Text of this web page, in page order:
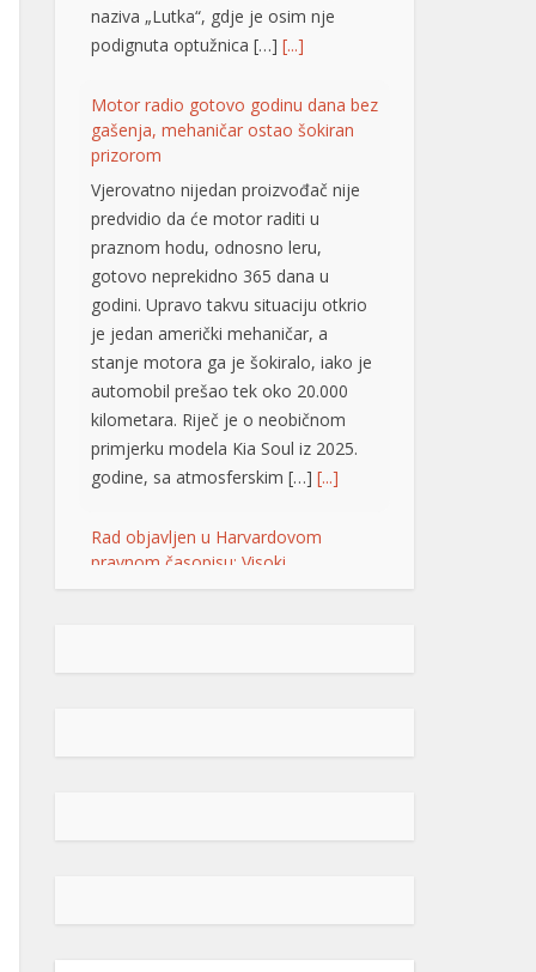
naziva „Lutka“, gdje je osim nje
podignuta optužnica […] [...]
Motor radio gotovo godinu dana bez
gašenja, mehaničar ostao šokiran
prizorom
Vjerovatno nijedan proizvođač nije
predvidio da će motor raditi u
praznom hodu, odnosno leru,
gotovo neprekidno 365 dana u
godini. Upravo takvu situaciju otkrio
je jedan američki mehaničar, a
stanje motora ga je šokiralo, iako je
automobil prešao tek oko 20.000
kilometara. Riječ je o neobičnom
primjerku modela Kia Soul iz 2025.
godine, sa atmosferskim […] [...]
Rad objavljen u Harvardovom
pravnom časopisu: Visoki
predstavnik nema ovlaštenja da
bio ovlašten da donosi zakone, ni
dokumentima koji priznaju pravo na
pozivajući se na takozvana bonska